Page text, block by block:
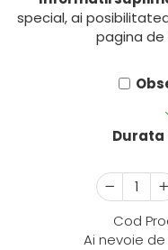
special, ai
pagina de
Durata
Cod
Ai nevoie